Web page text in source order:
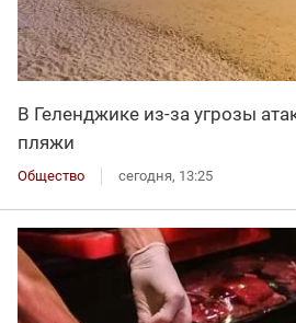
В Геленджике из-за угрозы
пляжи
Общество сегодня, 13:25